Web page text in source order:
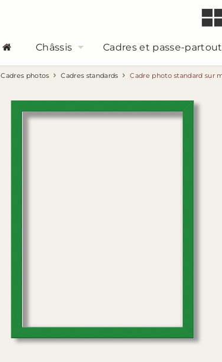
Cadres photos Cadres standards Cadre photo standard sur
Châssis Cadres et passe-partout